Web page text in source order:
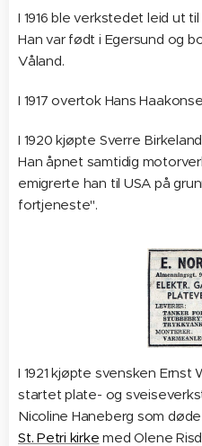
I 1916 ble verkstedet leid ut
Han var født i Egersund og
Våland.
I 1917 overtok Hans
I 1920 kjøpte Sverre
Han åpnet samtidig
emigrerte han til USA på
fortjeneste".
I 1921 kjøpte svensken
startet plate- og
Nicoline Haneberg som
St. Petri kirke med Olene